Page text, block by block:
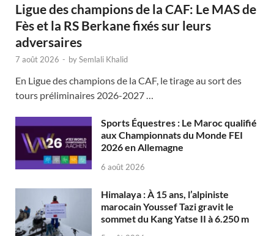
Ligue des champions de la CAF: Le MAS de
Fès et la RS Berkane fixés sur leurs
adversaires
7 août 2026 - bySemlali Khalid
En Ligue des champions de la CAF, le tirage au sort des
tours préliminaires 2026-2027 …
Sports Équestres : Le Maroc qualifié
aux Championnats du Monde FEI
2026 en Allemagne
6 août 2026
Himalaya : À 15 ans, l’alpiniste
marocain Youssef Tazi gravit le
sommet du Kang Yatse II à 6.250 m